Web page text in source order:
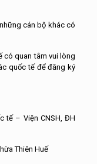
cán bộ khác có
có quan tâm vui lòng
quốc tế để đăng ký
tế – Viện CNSH, ĐH
Thiên Huế